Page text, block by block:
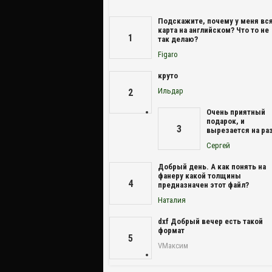
1
Подскажите, почему у меня
карта на английском? Что то не
так делаю?
Figaro
2
круто
Ильдар
3
Очень приятный
подарок, и
вырезается на
Сергей
4
Добрый день. А как понять на
фанеру какой толщины
предназначен этот файл?
Наталия
5
dxf Добрый вечер есть такой
формат
VМаксим